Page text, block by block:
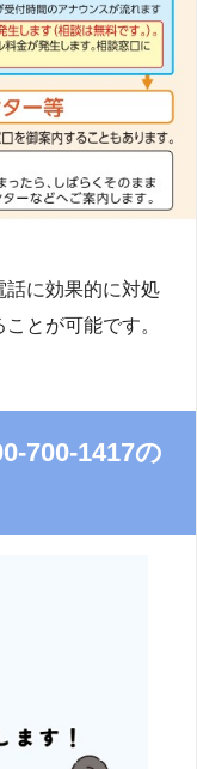
話に効果的に対処
とが可能です。
700-1417の